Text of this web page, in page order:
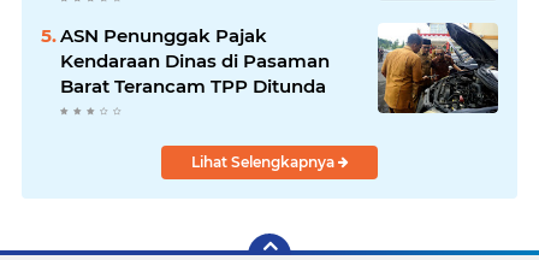
ASN Penunggak Pajak
Kendaraan Dinas di Pasaman
Barat Terancam TPP Ditunda
Lihat Selengkapnya